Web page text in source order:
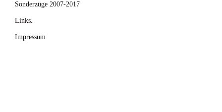
Sonderzüge 2007-2017
Links.
Impressum